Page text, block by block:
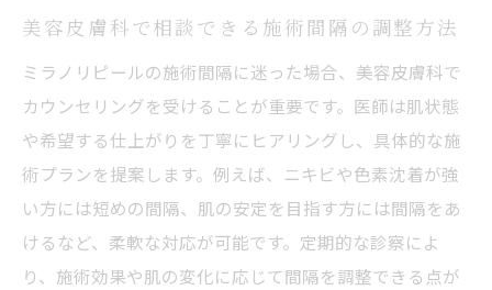
美容皮膚科で相談できる施術間隔の調整方法
ミラノリピールの施術間隔に迷った場合、美容皮膚科で
カウンセリングを受けることが重要です。医師は肌状態
や希望する仕上がりを丁寧にヒアリングし、具体的な施
術プランを提案します。例えば、ニキビや色素沈着が強
い方には短めの間隔、肌の安定を目指す方には間隔をあ
けるなど、柔軟な対応が可能です。定期的な診察によ
り、施術効果や肌の変化に応じて間隔を調整できる点が